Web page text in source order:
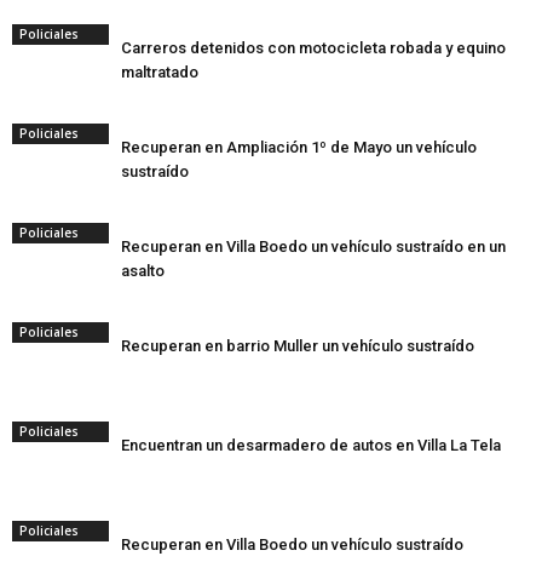
Policiales
Carreros detenidos con motocicleta robada y equino
maltratado
Policiales
Recuperan en Ampliación 1º de Mayo un vehículo
sustraído
Policiales
Recuperan en Villa Boedo un vehículo sustraído en un
asalto
Policiales
Recuperan en barrio Muller un vehículo sustraído
Policiales
Encuentran un desarmadero de autos en Villa La Tela
Policiales
Recuperan en Villa Boedo un vehículo sustraído